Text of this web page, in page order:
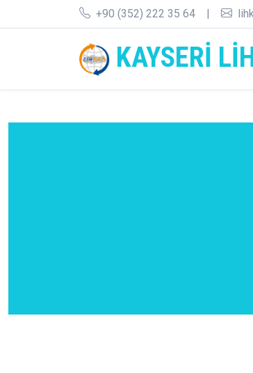
+90 (352) 222 35 64 |
KAYSERİ